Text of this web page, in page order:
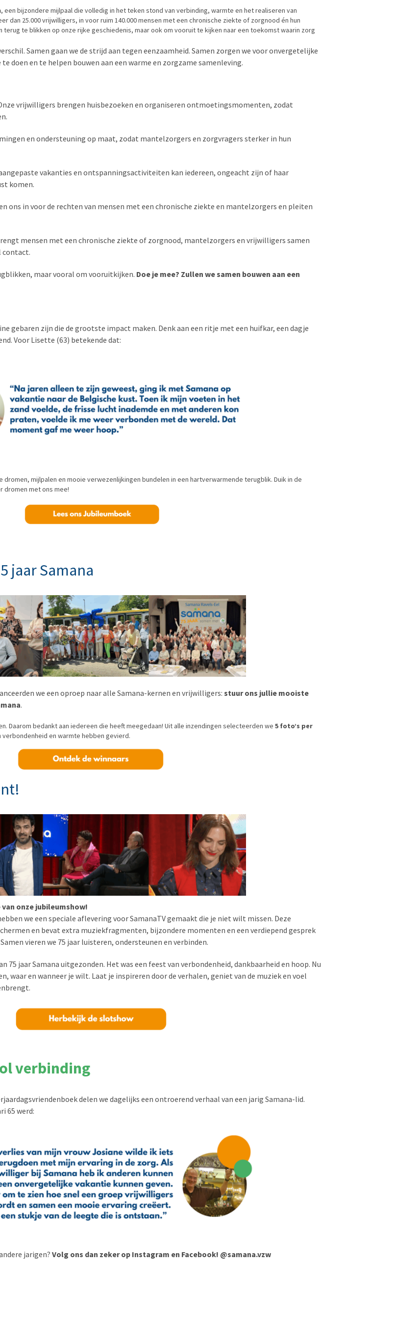
, een bijzondere mijlpaal die volledig in het teken stond van verbinding, warmte en het realiseren van
dan 25.000 vrijwilligers, in voor ruim 140.000 mensen met een chronische ziekte of zorgnood én hun
terug te blikken op onze rijke geschiedenis, maar ook om vooruit te kijken naar een toekomst waarin zorg
Samen gaan we de strijd aan tegen eenzaamheid. Samen zorgen we voor onvergetelijke
doen en te helpen bouwen aan een warme en zorgzame samenleving.
vrijwilligers brengen huisbezoeken en organiseren ontmoetingsmomenten, zodat
en ondersteuning op maat, zodat mantelzorgers en zorgvragers sterker in hun
vakanties en ontspanningsactiviteiten kan iedereen, ongeacht zijn of haar
komen.
ons in voor de rechten van mensen met een chronische ziekte en mantelzorgers en pleiten
mensen met een chronische ziekte of zorgnood, mantelzorgers en vrijwilligers samen
contact.
maar vooral om vooruitkijken. Doe je mee? Zullen we samen bouwen aan een
gebaren zijn die de grootste impact maken. Denk aan een ritje met een huifkar, een dagje
Voor Lisette (63) betekende dat:
dromen, mijlpalen en mooie verwezenlijkingen bundelen in een hartverwarmende terugblik. Duik in de
dromen met ons mee!
jaar Samana
we een oproep naar alle Samana-kernen en vrijwilligers: stuur ons jullie mooiste
.
Daarom bedankt aan iedereen die heeft meegedaan! Uit alle inzendingen selecteerden we 5 foto’s per
verbondenheid en warmte hebben gevierd.
onze jubileumshow!
we een speciale aflevering voor SamanaTV gemaakt die je niet wilt missen. Deze
en bevat extra muziekfragmenten, bijzondere momenten en een verdiepend gesprek
vieren we 75 jaar luisteren, ondersteunen en verbinden.
75 jaar Samana uitgezonden. Het was een feest van verbondenheid, dankbaarheid en hoop. Nu
waar en wanneer je wilt. Laat je inspireren door de verhalen, geniet van de muziek en voel
verbinding
delen we dagelijks een ontroerend verhaal van een jarig Samana-lid.
65 werd:
jarigen? Volg ons dan zeker op Instagram en Facebook! @samana.vzw